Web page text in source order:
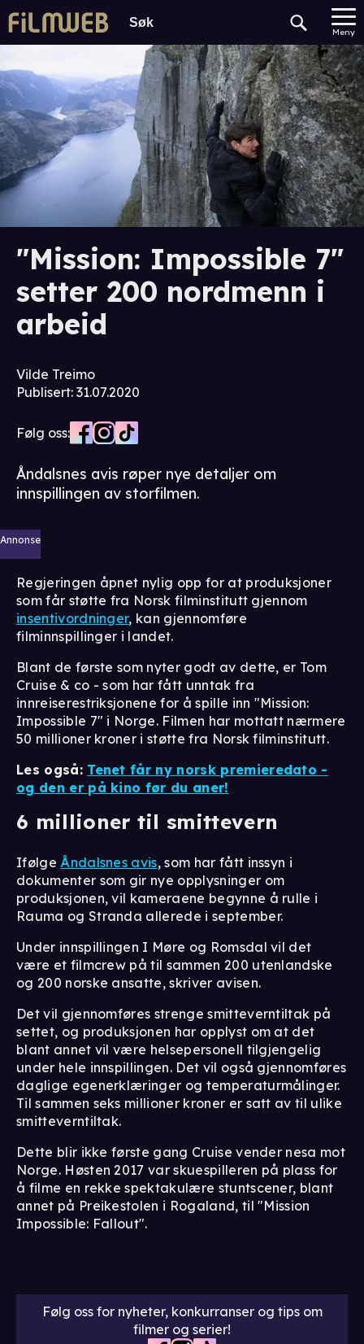
Meny
"Mission: Impossible 7"
setter 200 nordmenn i
arbeid
Vilde Treimo
Publisert: 31.07.2020
Følg oss:
Åndalsnes avis røper nye detaljer om
innspillingen av storfilmen.
Annonse
Regjeringen åpnet nylig opp for at produksjoner
som får støtte fra Norsk filminstitutt gjennom
insentivordninger, kan gjennomføre
filminnspillinger i landet.
Blant de første som nyter godt av dette, er Tom
Cruise & co - som har fått unntak fra
innreiserestriksjonene for å spille inn "Mission:
Impossible 7" i Norge. Filmen har mottatt nærmere
50 millioner kroner i støtte fra Norsk filminstitutt.
Les også: Tenet får ny norsk premieredato -
og den er på kino før du aner!
6 millioner til smittevern
Ifølge Åndalsnes avis, som har fått inssyn i
dokumenter som gir nye opplysninger om
produksjonen, vil kameraene begynne å rulle i
Rauma og Stranda allerede i september.
Under innspillingen I Møre og Romsdal vil det
være et filmcrew på til sammen 200 utenlandske
og 200 norske ansatte, skriver avisen.
Det vil gjennomføres strenge smitteverntiltak på
settet, og produksjonen har opplyst om at det
blant annet vil være helsepersonell tilgjengelig
under hele innspillingen. Det vil også gjennomføres
daglige egenerklæringer og temperaturmålinger.
Til sammen seks millioner kroner er satt av til ulike
smitteverntiltak.
Dette blir ikke første gang Cruise vender nesa mot
Norge. Høsten 2017 var skuespilleren på plass for
å filme en rekke spektakulære stuntscener, blant
annet på Preikestolen i Rogaland, til "Mission
Impossible: Fallout".
Følg oss for nyheter, konkurranser og tips om
filmer og serier!